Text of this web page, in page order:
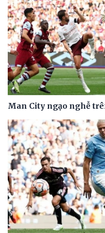
Man City ngạo nghễ